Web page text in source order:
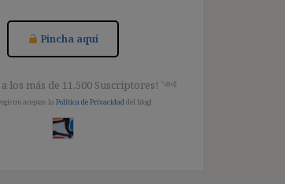
Pincha aquí
los más de 11.500 Suscriptores! ༺
aceptas la Política de Privacidad del blog]